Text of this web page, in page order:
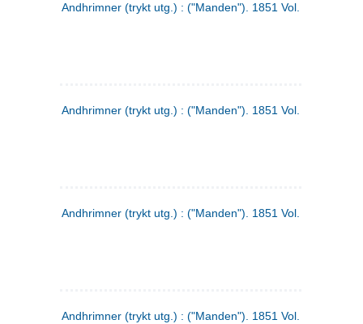
Andhrimner (trykt utg.) : ("Manden"). 1851 Vol. 2 Nr. 1
Andhrimner (trykt utg.) : ("Manden"). 1851 Vol. 1 Nr. 10
Andhrimner (trykt utg.) : ("Manden"). 1851 Vol. 1 Nr. 3
Andhrimner (trykt utg.) : ("Manden"). 1851 Vol. 2 Nr. 4